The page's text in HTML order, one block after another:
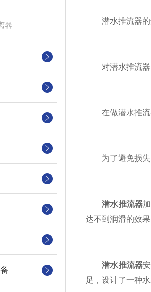
器 潜水推流器的
对潜水推流器
在做潜水推流
为了避免损失
潜水推流器
达不到润滑的效
潜水推流器
足，设计了一种